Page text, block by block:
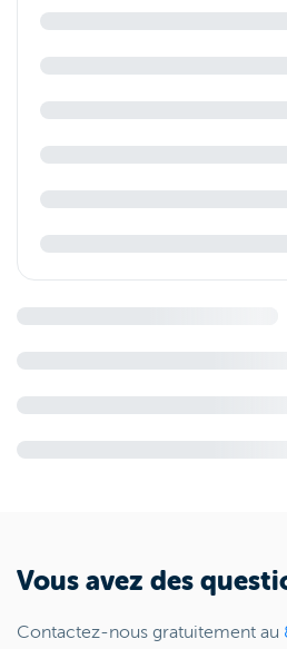
Vous avez des
Contactez-nous gratuitement au